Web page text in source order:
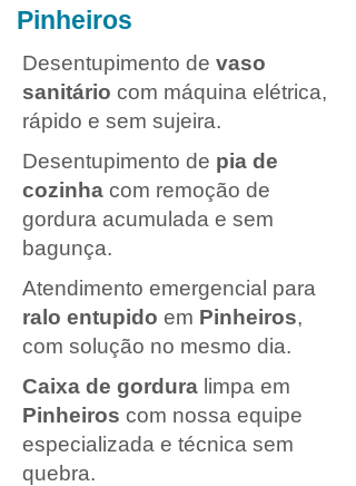
Pinheiros
Desentupimento de vaso
sanitário com máquina elétrica,
rápido e sem sujeira.
Desentupimento de pia de
cozinha com remoção de
gordura acumulada e sem
bagunça.
Atendimento emergencial para
ralo entupido em Pinheiros,
com solução no mesmo dia.
Caixa de gordura limpa em
Pinheiros com nossa equipe
especializada e técnica sem
quebra.